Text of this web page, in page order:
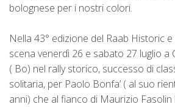
bolognese per i nostri colori.
Nella 43° edizione del Raab Historic
scena venerdì 26 e sabato 27 luglio a
( Bo) nel rally storico, successo di
solitaria, per Paolo Bonfa’ ( al suo
anni) che al fianco di Maurizio